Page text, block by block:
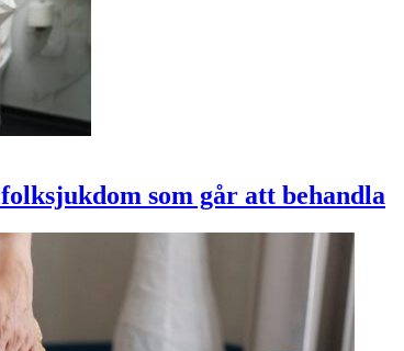
som går att behandla